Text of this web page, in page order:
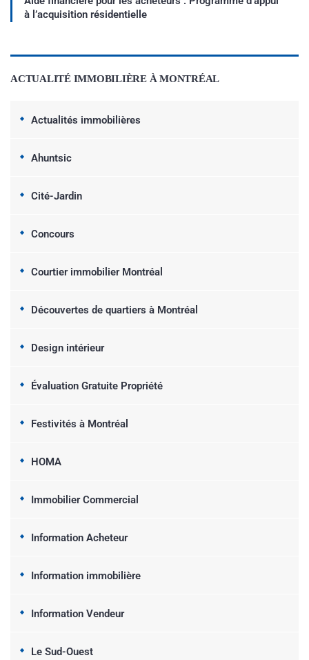
à l’acquisition résidentielle
ACTUALITÉ IMMOBILIÈRE À MONTRÉAL
Actualités immobilières
Ahuntsic
Cité-Jardin
Concours
Courtier immobilier Montréal
Découvertes de quartiers à Montréal
Design intérieur
Évaluation Gratuite Propriété
Festivités à Montréal
HOMA
Immobilier Commercial
Information Acheteur
Information immobilière
Information Vendeur
Le Sud-Ouest